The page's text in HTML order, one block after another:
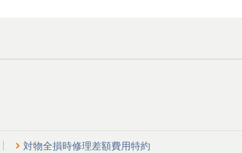
対物全損時修理差額費用特約